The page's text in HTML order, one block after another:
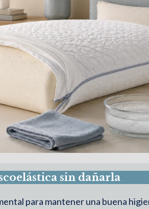
sin dañarla
para mantener una buena